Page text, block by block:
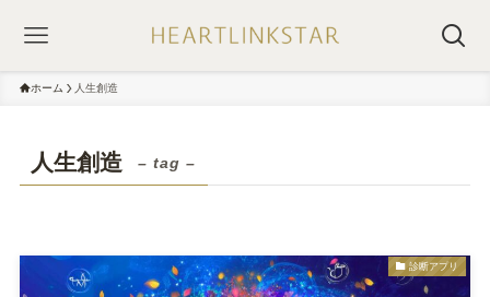
ホーム 人生創造
人生創造 – tag –
診断アプリ